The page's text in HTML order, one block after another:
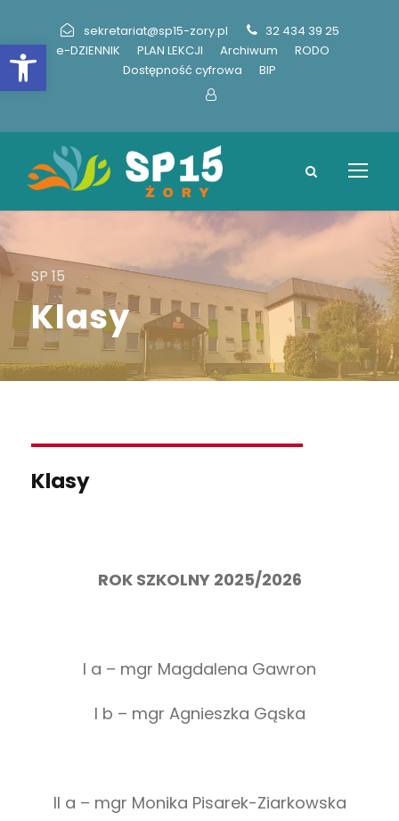
Otwórz pasek narzędzi
sekretariat@sp15-zory.pl
32 434 39 25
e-DZIENNIK
PLAN LEKCJI Archiwum
RODO
Dostępność cyfrowa
BIP
SP 15
Klasy
Klasy
ROK SZKOLNY 2025/2026
I a – mgr Magdalena Gawron
I b – mgr Agnieszka Gąska
II a – mgr Monika Pisarek-Ziarkowska